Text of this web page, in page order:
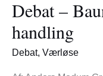
Debat –
handling
Debat, Værløse
Baunesletten
venter
på
handling